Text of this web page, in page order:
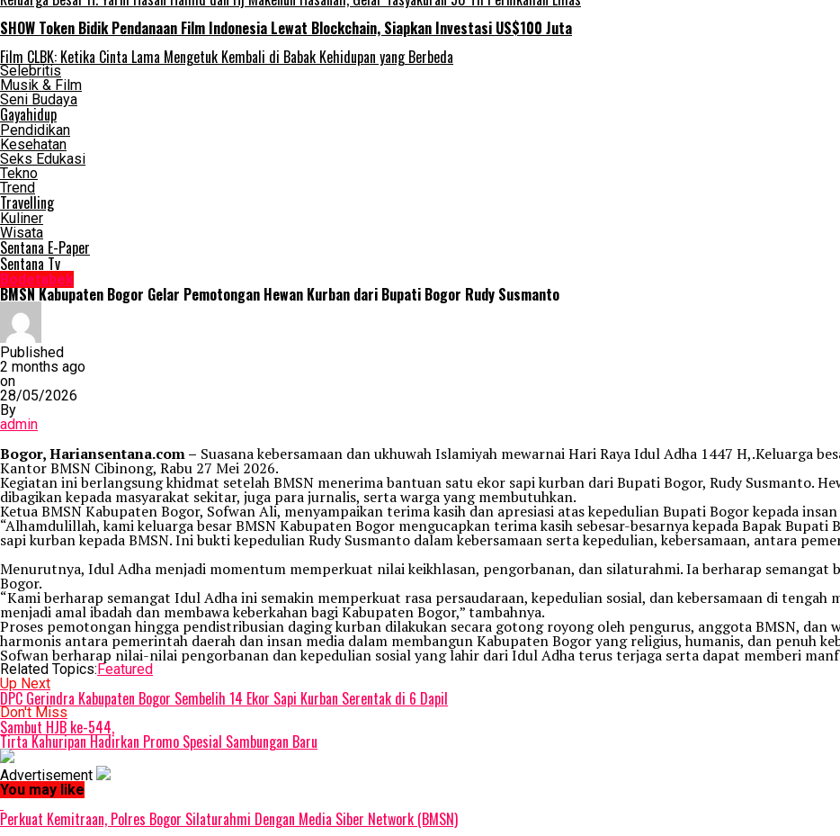
SHOW Token Bidik Pendanaan Film Indonesia Lewat Blockchain, Siapkan Investasi US$100 Juta
Film CLBK: Ketika Cinta Lama Mengetuk Kembali di Babak Kehidupan yang Berbeda
Selebritis
Musik & Film
Seni Budaya
Gayahidup
Pendidikan
Kesehatan
Seks Edukasi
Tekno
Trend
Travelling
Kuliner
Wisata
Sentana E-Paper
Sentana Tv
Bodetabek
BMSN Kabupaten Bogor Gelar Pemotongan Hewan Kurban dari Bupati Bogor Rudy Susmanto
Published
2 months ago
on
28/05/2026
By
admin
Bogor, Hariansentana.com – Suasana kebersamaan dan ukhuwah Islamiyah mewarnai Hari Raya Idul Adha 1447 H,.Keluarga
Kantor BMSN Cibinong, Rabu 27 Mei 2026.
Kegiatan ini berlangsung khidmat setelah BMSN menerima bantuan satu ekor sapi kurban dari Bupati Bogor, Rudy Susmanto.
dibagikan kepada masyarakat sekitar, juga para jurnalis, serta warga yang membutuhkan.
Ketua BMSN Kabupaten Bogor, Sofwan Ali, menyampaikan terima kasih dan apresiasi atas kepedulian Bupati Bogor kepada
“Alhamdulillah, kami keluarga besar BMSN Kabupaten Bogor mengucapkan terima kasih sebesar-besarnya kepada Bapak
sapi kurban kepada BMSN. Ini bukti kepedulian Rudy Susmanto dalam kebersamaan serta kepedulian, kebersamaan, antara
Menurutnya, Idul Adha menjadi momentum memperkuat nilai keikhlasan, pengorbanan, dan silaturahmi. Ia berharap
Bogor.
“Kami berharap semangat Idul Adha ini semakin memperkuat rasa persaudaraan, kepedulian sosial, dan kebersamaan di tengah
menjadi amal ibadah dan membawa keberkahan bagi Kabupaten Bogor,” tambahnya.
Proses pemotongan hingga pendistribusian daging kurban dilakukan secara gotong royong oleh pengurus, anggota BMSN, dan
harmonis antara pemerintah daerah dan insan media dalam membangun Kabupaten Bogor yang religius, humanis, dan penuh
Sofwan berharap nilai-nilai pengorbanan dan kepedulian sosial yang lahir dari Idul Adha terus terjaga serta dapat memberi
Related Topics:Featured
Up Next
DPC Gerindra Kabupaten Bogor Sembelih 14 Ekor Sapi Kurban Serentak di 6 Dapil
Don't Miss
Sambut HJB ke-544,
Tirta Kahuripan Hadirkan Promo Spesial Sambungan Baru
Advertisement
You may like
Perkuat Kemitraan, Polres Bogor Silaturahmi Dengan Media Siber Network (BMSN)